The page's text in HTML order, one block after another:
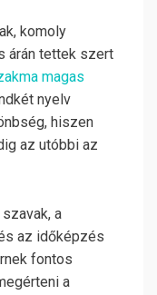
komoly
árán tettek szert
magas
nyelv
hiszen
az utóbbi az
a
az időképzés
fontos
a